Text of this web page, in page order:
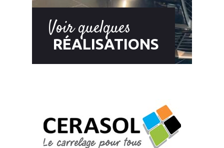
Voir quelques
RÉALISATIONS